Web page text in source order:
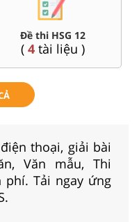
Đề thi HSG 12
( 4tài liệu )
thoại, giải bài
Văn mẫu, Thi
phí. Tải ngay ứng